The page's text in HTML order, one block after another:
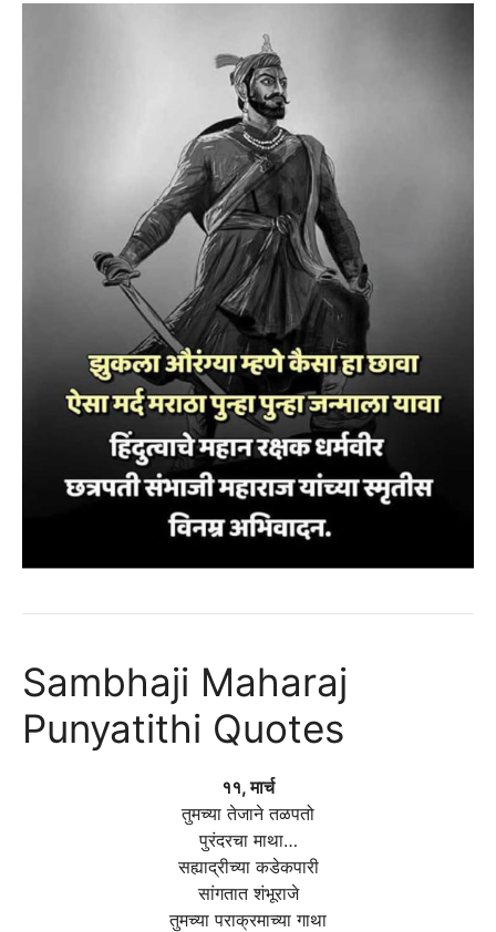
Sambhaji Maharaj
Punyatithi Quotes
११, मार्च
तुमच्या तेजाने तळपतो
पुरंदरचा माथा…
सह्याद्रीच्या कडेकपारी
सांगतात शंभूराजे
तुमच्या पराक्रमाच्या गाथा